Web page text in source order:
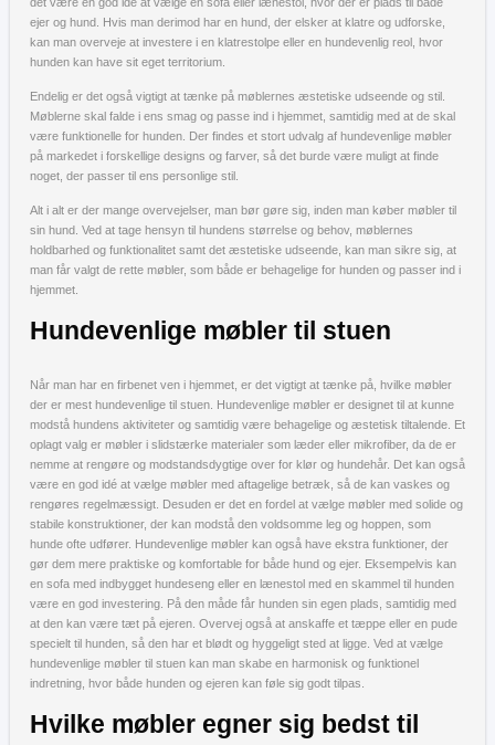
ejer og hund. Hvis man derimod har en hund, der elsker at klatre og udforske,
kan man overveje at investere i en klatrestolpe eller en hundevenlig reol, hvor
hunden kan have sit eget territorium.
Endelig er det også vigtigt at tænke på møblernes æstetiske udseende og stil.
Møblerne skal falde i ens smag og passe ind i hjemmet, samtidig med at de skal
være funktionelle for hunden. Der findes et stort udvalg af hundevenlige møbler
på markedet i forskellige designs og farver, så det burde være muligt at finde
noget, der passer til ens personlige stil.
Alt i alt er der mange overvejelser, man bør gøre sig, inden man køber møbler til
sin hund. Ved at tage hensyn til hundens størrelse og behov, møblernes
holdbarhed og funktionalitet samt det æstetiske udseende, kan man sikre sig, at
man får valgt de rette møbler, som både er behagelige for hunden og passer ind i
hjemmet.
Hundevenlige møbler til stuen
Når man har en firbenet ven i hjemmet, er det vigtigt at tænke på, hvilke møbler
der er mest hundevenlige til stuen. Hundevenlige møbler er designet til at kunne
modstå hundens aktiviteter og samtidig være behagelige og æstetisk tiltalende. Et
oplagt valg er møbler i slidstærke materialer som læder eller mikrofiber, da de er
nemme at rengøre og modstandsdygtige over for klør og hundehår. Det kan også
være en god idé at vælge møbler med aftagelige betræk, så de kan vaskes og
rengøres regelmæssigt. Desuden er det en fordel at vælge møbler med solide og
stabile konstruktioner, der kan modstå den voldsomme leg og hoppen, som
hunde ofte udfører. Hundevenlige møbler kan også have ekstra funktioner, der
gør dem mere praktiske og komfortable for både hund og ejer. Eksempelvis kan
en sofa med indbygget hundeseng eller en lænestol med en skammel til hunden
være en god investering. På den måde får hunden sin egen plads, samtidig med
at den kan være tæt på ejeren. Overvej også at anskaffe et tæppe eller en pude
specielt til hunden, så den har et blødt og hyggeligt sted at ligge. Ved at vælge
hundevenlige møbler til stuen kan man skabe en harmonisk og funktionel
indretning, hvor både hunden og ejeren kan føle sig godt tilpas.
Hvilke møbler egner sig bedst til